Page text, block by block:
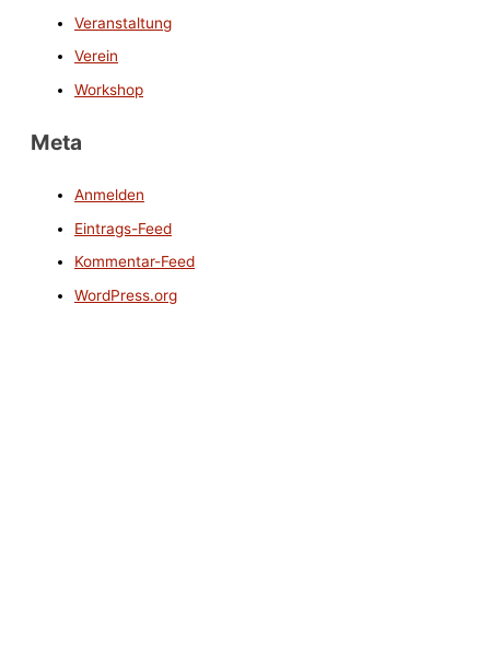
Veranstaltung
Verein
Workshop
Meta
Anmelden
Eintrags-Feed
Kommentar-Feed
WordPress.org